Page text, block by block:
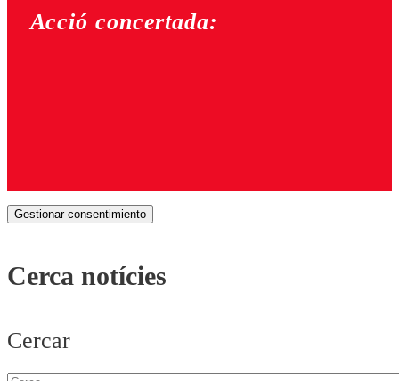
Acció concertada:
Gestionar consentimiento
Cerca notícies
Cercar